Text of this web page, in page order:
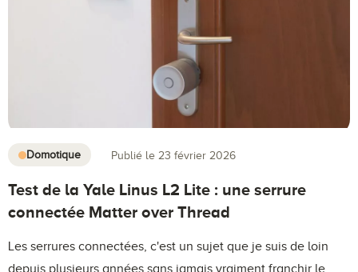
Domotique Publié le 23 février 2026
Test de la Yale Linus L2 Lite : une serrure
connectée Matter over Thread
Les serrures connectées, c'est un sujet que je suis de loin
depuis plusieurs années sans jamais vraiment franchir le